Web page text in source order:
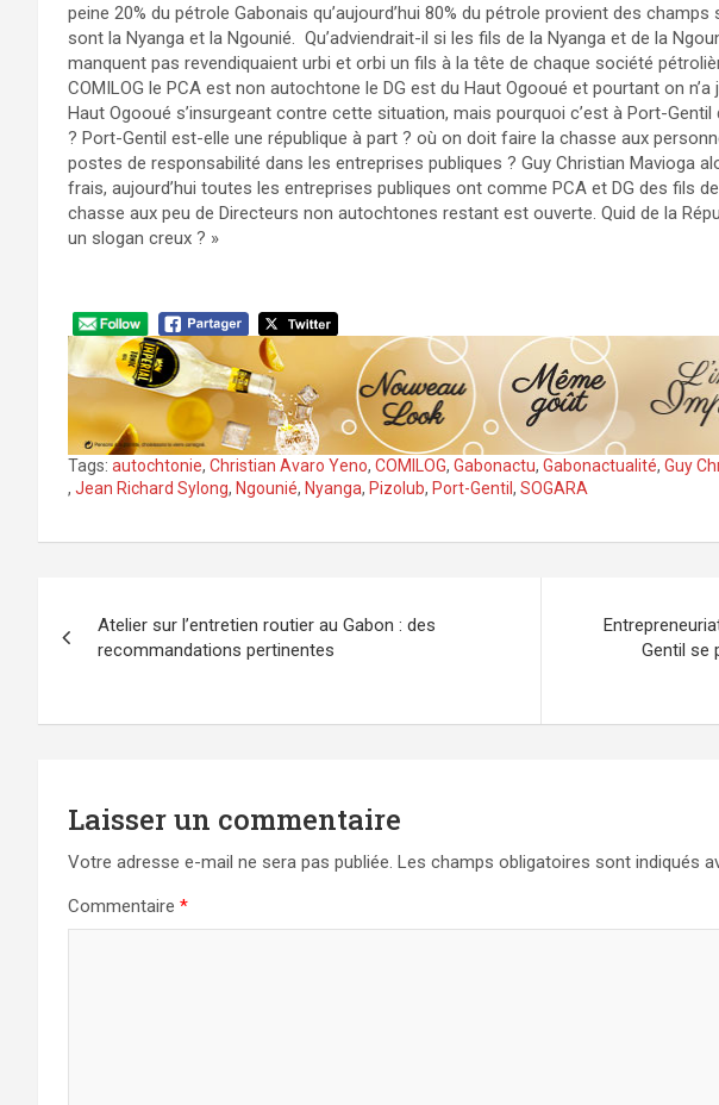
peine 20% du pétrole Gabonais qu’aujourd’hui 80% du pétrole provient des
sont la Nyanga et la Ngounié. Qu’adviendrait-il si les fils de la Nyanga et de la
manquent pas revendiquaient urbi et orbi un fils à la tête de chaque société
COMILOG le PCA est non autochtone le DG est du Haut Ogooué et pourtant on
Haut Ogooué s’insurgeant contre cette situation, mais pourquoi c’est à Port-
? Port-Gentil est-elle une république à part ? où on doit faire la chasse aux
postes de responsabilité dans les entreprises publiques ? Guy Christian Mavioga
frais, aujourd’hui toutes les entreprises publiques ont comme PCA et DG des fils
chasse aux peu de Directeurs non autochtones restant est ouverte. Quid de la
un slogan creux ? »
Tags: autochtonie, Christian Avaro Yeno, COMILOG, Gabonactu, Gabonactualité, Guy
, Jean Richard Sylong, Ngounié, Nyanga, Pizolub, Port-Gentil , SOGARA
de
Atelier sur l’entretien routier au Gabon : des
recommandations pertinentes
Gentil se
Laisser un commentaire
Votre adresse e-mail ne sera pas publiée. Les champs obligatoires sont indiqués
Commentaire *